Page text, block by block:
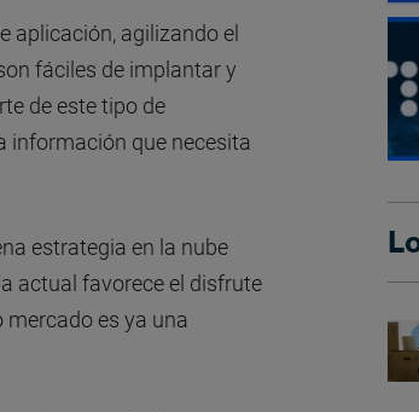
aplicación, agilizando el
fáciles de implantar y
de este tipo de
información que necesita
estrategia en la nube
actual favorece el disfrute
mercado es ya una